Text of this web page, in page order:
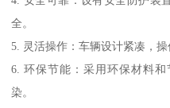
全。
5. 灵活操作：车辆设计紧凑，
6. 环保节能：采用环保材料
染。